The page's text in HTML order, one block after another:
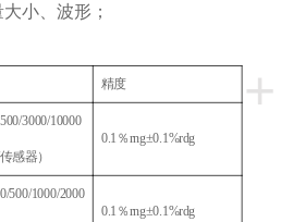
小、波形；
+
精度
3000/10000
感器）
0.1％rng±0.1%rdg
500/1000/2000
0.1％rng±0.1%rdg